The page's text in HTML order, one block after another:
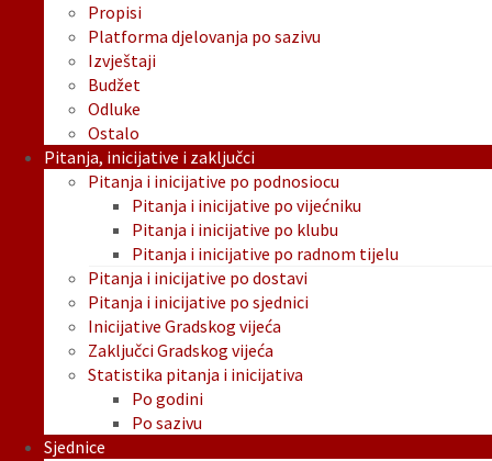
Propisi
Platforma djelovanja po sazivu
Izvještaji
Budžet
Odluke
Ostalo
Pitanja, inicijative i zaključci
Pitanja i inicijative po podnosiocu
Pitanja i inicijative po vijećniku
Pitanja i inicijative po klubu
Pitanja i inicijative po radnom tijelu
Pitanja i inicijative po dostavi
Pitanja i inicijative po sjednici
Inicijative Gradskog vijeća
Zaključci Gradskog vijeća
Statistika pitanja i inicijativa
Po godini
Po sazivu
Sjednice